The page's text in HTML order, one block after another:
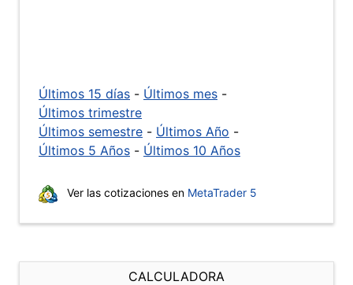
Últimos 15 días - Últimos mes -
Últimos trimestre
Últimos semestre - Últimos Año -
Últimos 5 Años - Últimos 10 Años
Ver las cotizaciones en MetaTrader 5
CALCULADORA